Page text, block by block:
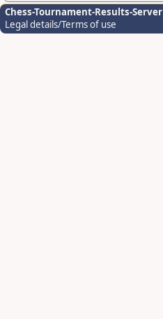
Chess-Tournament-Results-Server
Legal details/Terms of use